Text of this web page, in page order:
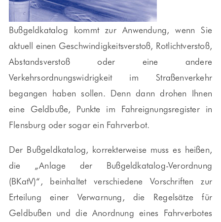
Bußgeldkatalog kommt zur Anwendung, wenn Sie
aktuell einen Geschwindigkeitsverstoß, Rotlichtverstoß,
Abstandsverstoß oder eine andere
Verkehrsordnungswidrigkeit im Straßenverkehr
begangen haben sollen. Denn dann drohen Ihnen
eine Geldbuße, Punkte im Fahreignungsregister in
Flensburg oder sogar ein Fahrverbot.
Der Bußgeldkatalog, korrekterweise muss es heißen,
die „Anlage der Bußgeldkatalog-Verordnung
(BKatV)“, beinhaltet verschiedene Vorschriften zur
Erteilung einer Verwarnung, die Regelsätze für
Geldbußen und die Anordnung eines Fahrverbotes